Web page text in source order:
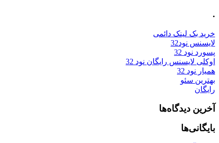
.
خرید بک لینک دائمی
لایسنس نود32
پسورد نود 32
اوکلی لایسنس رایگان نود 32
همیار نود 32
بهترین سئو
رایگان
آخرین دیدگاه‌ها
بایگانی‌ها